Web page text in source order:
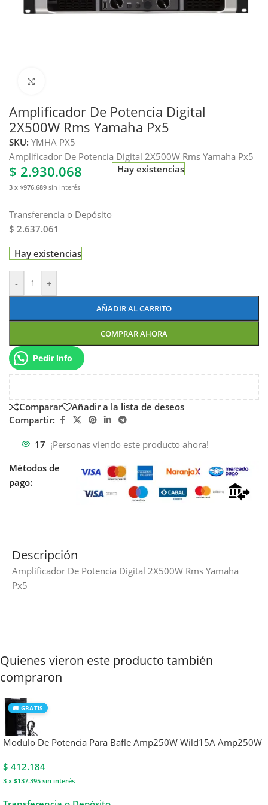
Amplificador De Potencia Digital
2X500W Rms Yamaha Px5
SKU: YMHA PX5
Amplificador De Potencia Digital 2X500W Rms Yamaha Px5
$ 2.930.068
3 x $976.689 sin interés
Transferencia o Depósito
$ 2.637.061
Hay existencias
Hay existencias
- +
AÑADIR AL CARRITO
COMPRAR AHORA
Pedir Info
Comparar
Añadir a la lista de deseos
Compartir:
17 ¡Personas viendo este producto ahora!
Métodos de
pago:
Descripción
Amplificador De Potencia Digital 2X500W Rms Yamaha
Px5
Quienes vieron este producto también
compraron
🚚 GRATIS
Modulo De Potencia Para Bafle Amp250W Wild15A Amp250W
$ 412.184
3 x $137.395 sin interés